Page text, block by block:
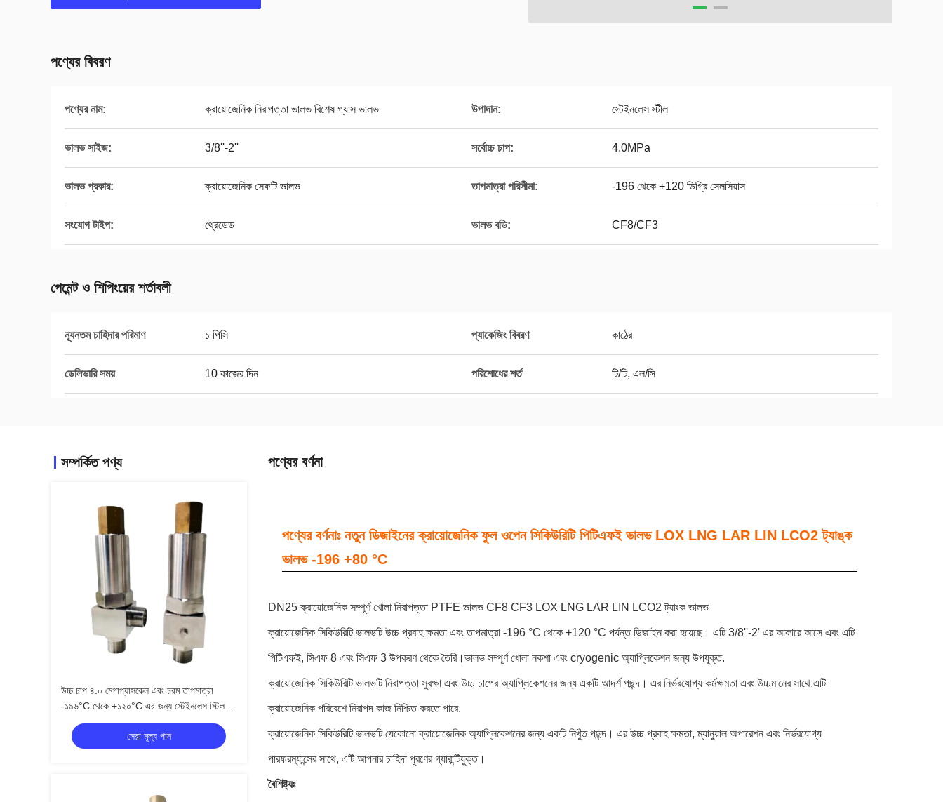
পণ্যের বিবরণ
পণ্যের নাম: ক্রায়োজেনিক নিরাপত্তা ভালভ বিশেষ গ্যাস ভালভ উপাদান: স্টেইনলেস স্টীল
ভালভ সাইজ: 3/8''-2'' সর্বোচ্চ চাপ: 4.0MPa
ভালভ প্রকার: ক্রায়োজেনিক সেফটি ভালভ তাপমাত্রা পরিসীমা: -196 থেকে +120 ডিগ্রি সেলসিয়াস
সংযোগ টাইপ: থ্রেডেড ভালভ বডি: CF8/CF3
পেমেন্ট ও শিপিংয়ের শর্তাবলী
ন্যূনতম চাহিদার পরিমাণ ১ পিসি প্যাকেজিং বিবরণ কাঠের
ডেলিভারি সময় 10 কাজের দিন পরিশোধের শর্ত টি/টি, এল/সি
সম্পর্কিত পণ্য
উচ্চ চাপ ৪.০ মেগাপ্যাসকেল এবং চরম তাপমাত্রা
-১৯৬°C থেকে +১২০°C এর জন্য স্টেইনলেস স্টিল
ক্রায়োজেনিক সেফটি ভালভ
সেরা মূল্য পান
পণ্যের বর্ণনা
পণ্যের বর্ণনাঃ নতুন ডিজাইনের ক্রায়োজেনিক ফুল ওপেন সিকিউরিটি পিটিএফই ভালভ LOX LNG LAR LIN LCO2 ট্যাঙ্ক
ভালভ -196 +80 °C
DN25 ক্রায়োজেনিক সম্পূর্ণ খোলা নিরাপত্তা PTFE ভালভ CF8 CF3 LOX LNG LAR LIN LCO2 ট্যাংক ভালভ
ক্রায়োজেনিক সিকিউরিটি ভালভটি উচ্চ প্রবাহ ক্ষমতা এবং তাপমাত্রা -196 °C থেকে +120 °C পর্যন্ত ডিজাইন করা হয়েছে। এটি 3/8''-2' এর আকারে আসে এবং এটি
পিটিএফই, সিএফ 8 এবং সিএফ 3 উপকরণ থেকে তৈরি।ভালভ সম্পূর্ণ খোলা নকশা এবং cryogenic অ্যাপ্লিকেশন জন্য উপযুক্ত.
ক্রায়োজেনিক সিকিউরিটি ভালভটি নিরাপত্তা সুরক্ষা এবং উচ্চ চাপের অ্যাপ্লিকেশনের জন্য একটি আদর্শ পছন্দ। এর নির্ভরযোগ্য কর্মক্ষমতা এবং উচ্চমানের সাথে,এটি
ক্রায়োজেনিক পরিবেশে নিরাপদ কাজ নিশ্চিত করতে পারে.
ক্রায়োজেনিক সিকিউরিটি ভালভটি যেকোনো ক্রায়োজেনিক অ্যাপ্লিকেশনের জন্য একটি নিখুঁত পছন্দ। এর উচ্চ প্রবাহ ক্ষমতা, ম্যানুয়াল অপারেশন এবং নির্ভরযোগ্য
পারফরম্যান্সের সাথে, এটি আপনার চাহিদা পূরণের গ্যারান্টিযুক্ত।
বৈশিষ্ট্যঃ